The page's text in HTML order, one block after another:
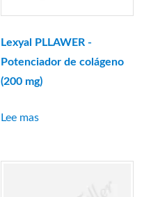
Lexyal PLLAWER -
Potenciador de colágeno
(200 mg)
Lee mas